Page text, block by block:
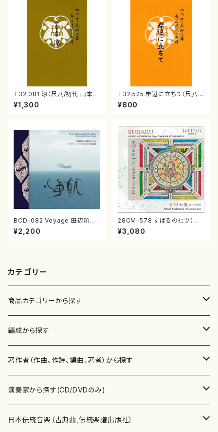
T32i081 涼（尺八/初代 山本邦
山/尺八/都山式譜）都山流公刊
楽譜曲番:530
¥1,300
T32i525 岸辺に立ちて（尺八/
初代 中村双葉/楽譜）都山流公
刊楽譜曲番:2234
¥800
BCD-082 Voyage 田辺頌山
の演奏によるマーティン・リーガ
ン尺八作品集（田辺頌山/マーテ
¥2,200
28CM-578 すばるの七ツ（二
十絃箏/クラリネット/ヴァイオリ
ン/チェロ/吉松 隆：/CD）
¥3,080
カテゴリー
商品カテゴリーから探す
楽譜
書籍
書籍
テキストブック
CD・DVD
チケット
編成から探す
邦楽器
箏・琴（ソロ）
箏・琴（合奏）
合唱
混声合唱
歌・声
著作者（作曲、作詩、編曲、著者）から探す
あ行
青木省三(アオキ ショウゾウ)
か行
演奏家から探す(CD/DVDのみ)
邦楽（箏、三味線、尺八等）演奏家
日本伝統音楽（古典曲,伝統楽譜出版社）